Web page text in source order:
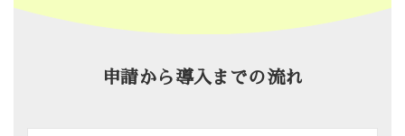
申請から導入までの流れ